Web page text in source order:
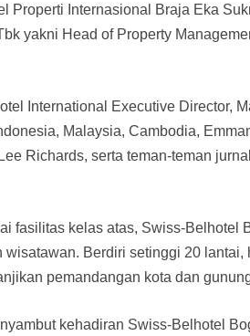
Properti Internasional Braja Eka
yakni Head of Property
International Executive Director,
Malaysia, Cambodia,
Richards, serta teman-teman
fasilitas kelas atas, Swiss-Belhotel
Berdiri setinggi 20 lantai,
pemandangan kota dan
kehadiran Swiss-Belhotel